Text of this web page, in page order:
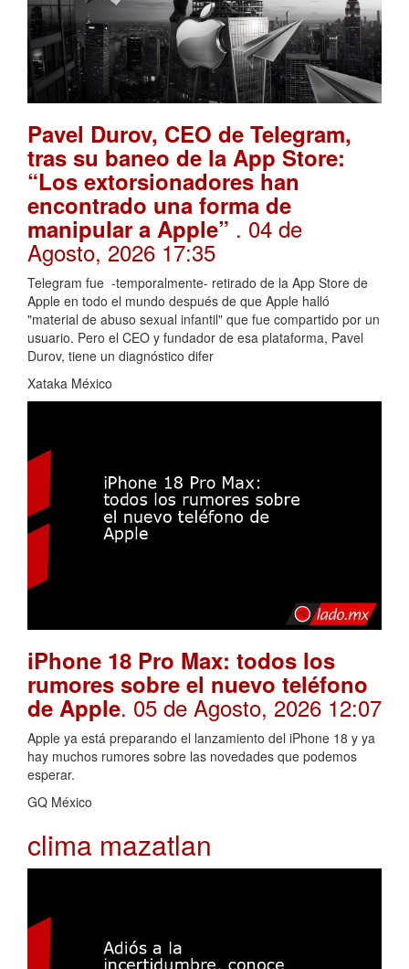
Pavel Durov, CEO de Telegram,
tras su baneo de la App Store:
“Los extorsionadores han
encontrado una forma de
manipular a Apple” . 04 de
Agosto, 2026 17:35
Telegram fue -temporalmente- retirado de la App Store de
Apple en todo el mundo después de que Apple halló
"material de abuso sexual infantil" que fue compartido por un
usuario. Pero el CEO y fundador de esa plataforma, Pavel
Durov, tiene un diagnóstico difer
Xataka México
iPhone 18 Pro Max: todos los
rumores sobre el nuevo teléfono
de Apple. 05 de Agosto, 2026 12:07
Apple ya está preparando el lanzamiento del iPhone 18 y ya
hay muchos rumores sobre las novedades que podemos
esperar.
GQ México
clima mazatlan